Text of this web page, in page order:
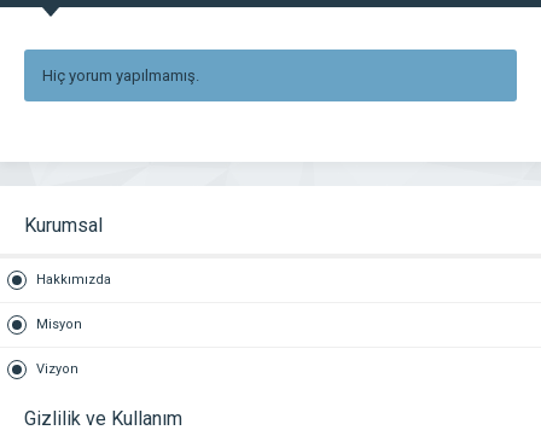
Hiç yorum yapılmamış.
Kurumsal
Hakkımızda
Misyon
Vizyon
Gizlilik ve Kullanım